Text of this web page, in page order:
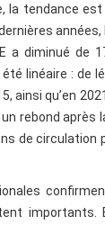
la tendance
a diminué de
été linéaire : de
ainsi qu’en
rebond après
de circulation
importants.